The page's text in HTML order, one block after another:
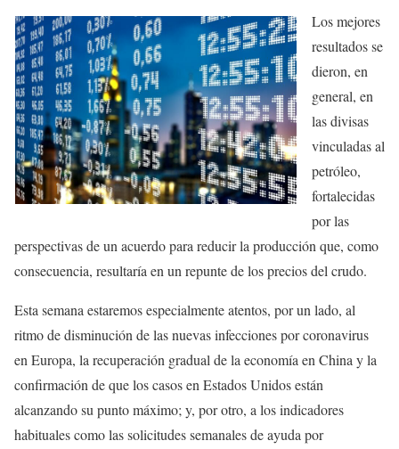
Los mejores
resultados se
dieron, en
general, en
las divisas
vinculadas al
petróleo,
fortalecidas
por las
perspectivas de un acuerdo para reducir la producción que, como
consecuencia, resultaría en un repunte de los precios del crudo.
Esta semana estaremos especialmente atentos, por un lado, al
ritmo de disminución de las nuevas infecciones por coronavirus
en Europa, la recuperación gradual de la economía en China y la
confirmación de que los casos en Estados Unidos están
alcanzando su punto máximo; y, por otro, a los indicadores
habituales como las solicitudes semanales de ayuda por